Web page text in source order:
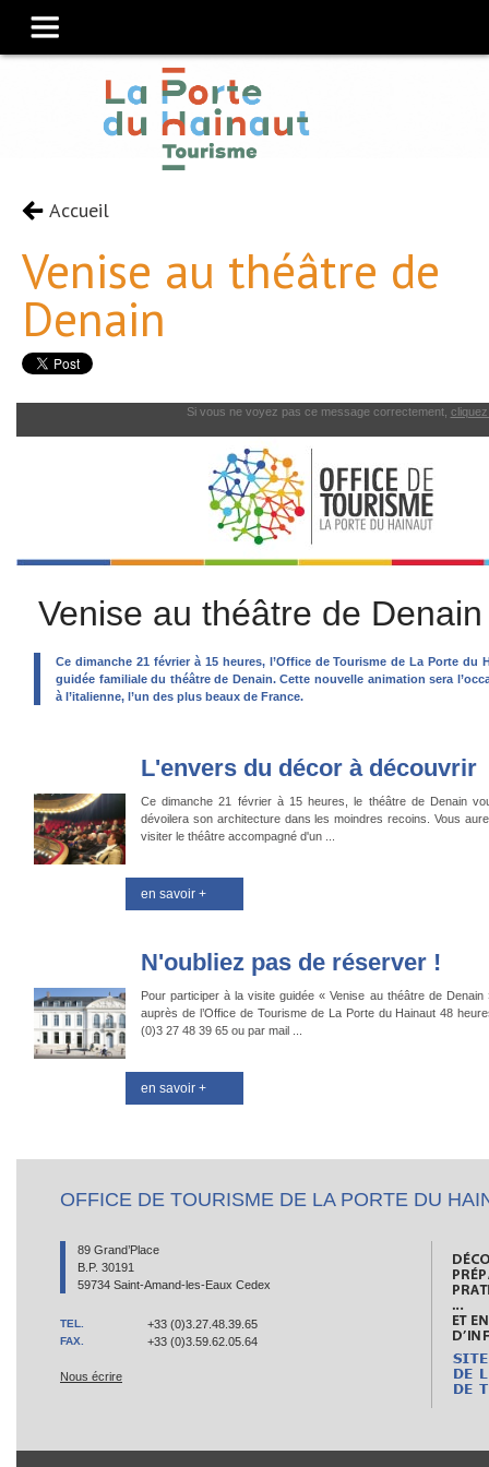
Accueil
Venise au théâtre de
Denain
Si vous ne voyez pas ce message correctement,
Venise au théâtre de Denain
Ce dimanche 21 février à 15 heures, l’Office de Tourisme de La Porte du
guidée familiale du théâtre de Denain. Cette nouvelle animation sera
à l’italienne, l’un des plus beaux de France.
L'envers du décor à découvrir
Ce dimanche 21 février à 15 heures, le théâtre de Denain
dévoilera son architecture dans les moindres recoins. Vous
visiter le théâtre accompagné d'un ...
en savoir +
N'oubliez pas de réserver !
Pour participer à la visite guidée « Venise au théâtre de
auprès de l’Office de Tourisme de La Porte du Hainaut 48
(0)3 27 48 39 65 ou par mail ...
en savoir +
OFFICE DE TOURISME DE LA PORTE DU
89 Grand’Place
B.P. 30191
59734 Saint-Amand-les-Eaux Cedex
TEL. +33 (0)3.27.48.39.65
FAX. +33 (0)3.59.62.05.64
Nous écrire